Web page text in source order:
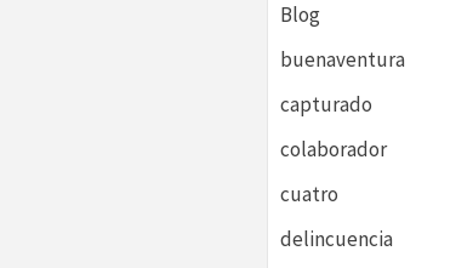
Blog
buenaventura
capturado
colaborador
cuatro
delincuencia